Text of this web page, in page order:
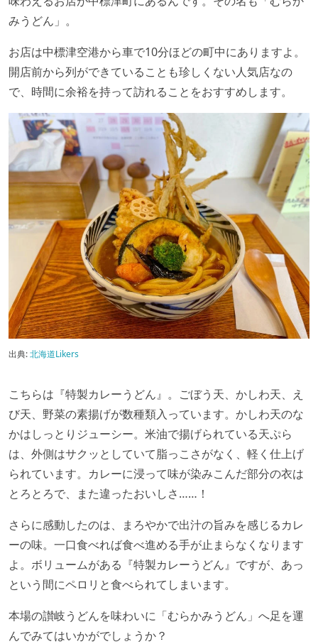
みうどん」。
お店は中標津空港から車で10分ほどの町中にありますよ。
開店前から列ができていることも珍しくない人気店なの
で、時間に余裕を持って訪れることをおすすめします。
出典:北海道Likers
こちらは『特製カレーうどん』。ごぼう天、かしわ天、え
び天、野菜の素揚げが数種類入っています。かしわ天のな
かはしっとりジューシー。米油で揚げられている天ぷら
は、外側はサクッとしていて脂っこさがなく、軽く仕上げ
られています。カレーに浸って味が染みこんだ部分の衣は
とろとろで、また違ったおいしさ……！
さらに感動したのは、まろやかで出汁の旨みを感じるカレ
ーの味。一口食べれば食べ進める手が止まらなくなります
よ。ボリュームがある『特製カレーうどん』ですが、あっ
という間にペロリと食べられてしまいます。
本場の讃岐うどんを味わいに「むらかみうどん」へ足を運
んでみてはいかがでしょうか？